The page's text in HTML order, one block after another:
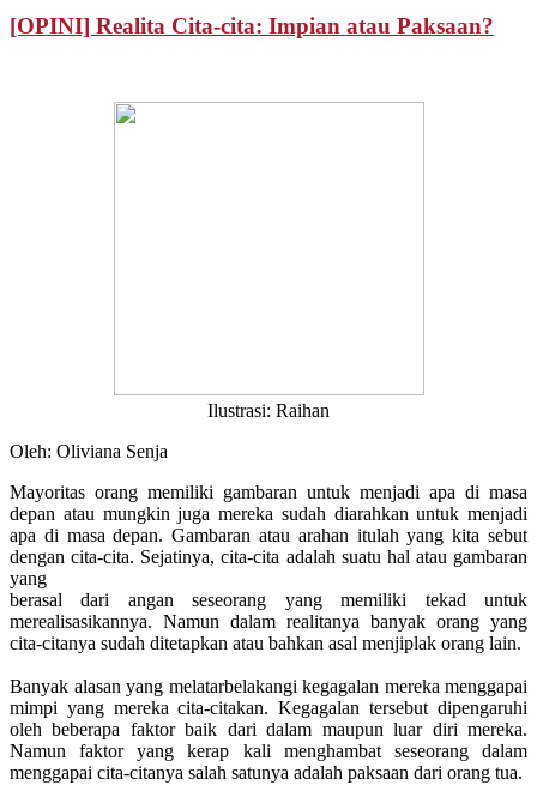
[OPINI] Realita Cita-cita: Impian atau Paksaan?
Ilustrasi: Raihan
Oleh: Oliviana Senja
Mayoritas orang memiliki gambaran untuk menjadi apa di masa
depan atau mungkin juga mereka sudah diarahkan untuk menjadi
apa di masa depan. Gambaran atau arahan itulah yang kita sebut
dengan cita-cita. Sejatinya, cita-cita adalah suatu hal atau gambaran
yang
berasal dari angan seseorang yang memiliki tekad untuk
merealisasikannya. Namun dalam realitanya banyak orang yang
cita-citanya sudah ditetapkan atau bahkan asal menjiplak orang lain.
Banyak alasan yang melatarbelakangi kegagalan mereka menggapai
mimpi yang mereka cita-citakan. Kegagalan tersebut dipengaruhi
oleh beberapa faktor baik dari dalam maupun luar diri mereka.
Namun faktor yang kerap kali menghambat seseorang dalam
menggapai cita-citanya salah satunya adalah paksaan dari orang tua.